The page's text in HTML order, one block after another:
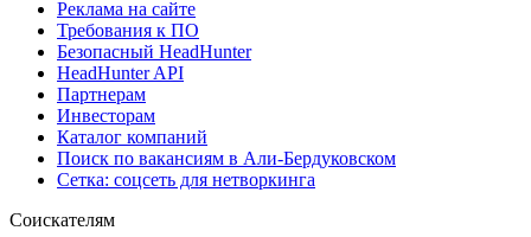
Реклама на сайте
Требования к ПО
Безопасный HeadHunter
HeadHunter API
Партнерам
Инвесторам
Каталог компаний
Поиск по вакансиям в Али-Бердуковском
Сетка: соцсеть для нетворкинга
Соискателям